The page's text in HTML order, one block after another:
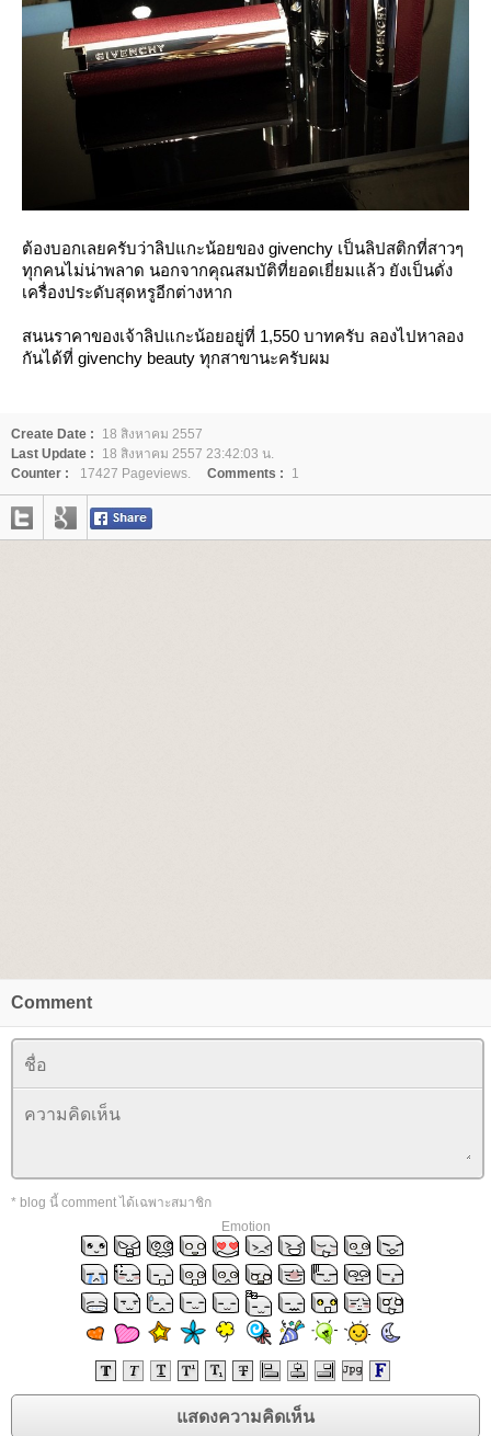
ต้องบอกเลยครับว่าลิปแกะน้อยของ givenchy เป็นลิปสติกที่สาวๆ
ทุกคนไม่น่าพลาด นอกจากคุณสมบัติที่ยอดเยี่ยมแล้ว ยังเป็นดั่ง
เครื่องประดับสุดหรูอีกต่างหาก
สนนราคาของเจ้าลิปแกะน้อยอยู่ที่ 1,550 บาทครับ ลองไปหาลอง
กันได้ที่ givenchy beauty ทุกสาขานะครับผม
Create Date :
18 สิงหาคม 2557
Last Update :
18 สิงหาคม 2557 23:42:03 น.
Counter :
17427 Pageviews. Comments : 1
Comment
* blog นี้ comment ได้เฉพาะสมาชิก
Emotion